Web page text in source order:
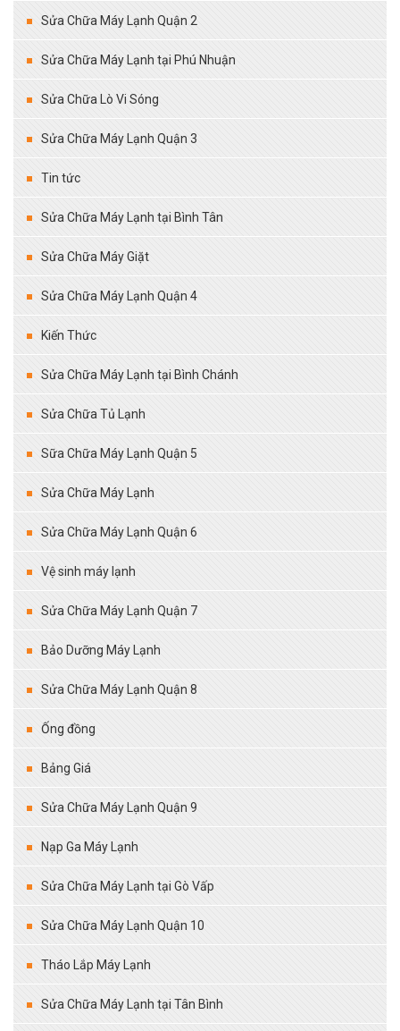
Sửa Chữa Máy Lạnh Quận 2
Sửa Chữa Máy Lạnh tại Phú Nhuận
Sửa Chữa Lò Vi Sóng
Sửa Chữa Máy Lạnh Quận 3
Tin tức
Sửa Chữa Máy Lạnh tại Bình Tân
Sửa Chữa Máy Giặt
Sửa Chữa Máy Lạnh Quận 4
Kiến Thức
Sửa Chữa Máy Lạnh tại Bình Chánh
Sửa Chữa Tủ Lạnh
Sữa Chữa Máy Lạnh Quận 5
Sửa Chữa Máy Lạnh
Sửa Chữa Máy Lạnh Quận 6
Vệ sinh máy lạnh
Sửa Chữa Máy Lạnh Quận 7
Bảo Dưỡng Máy Lạnh
Sửa Chữa Máy Lạnh Quận 8
Ống đồng
Bảng Giá
Sửa Chữa Máy Lạnh Quận 9
Nạp Ga Máy Lạnh
Sửa Chữa Máy Lạnh tại Gò Vấp
Sửa Chữa Máy Lạnh Quận 10
Tháo Lắp Máy Lạnh
Sửa Chữa Máy Lạnh tại Tân Bình